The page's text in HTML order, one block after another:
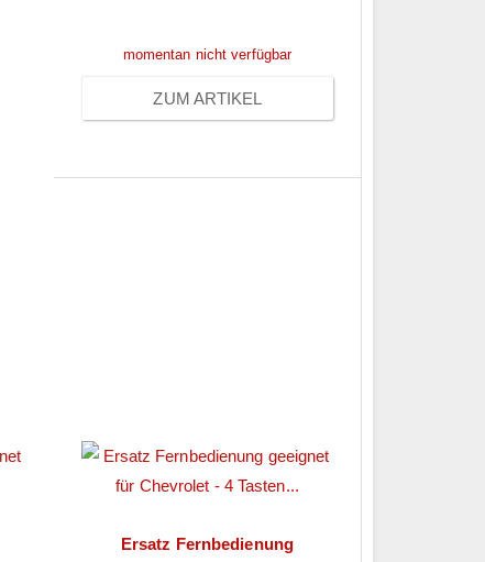
momentan nicht verfügbar
ZUM ARTIKEL
Ersatz Fernbedienung